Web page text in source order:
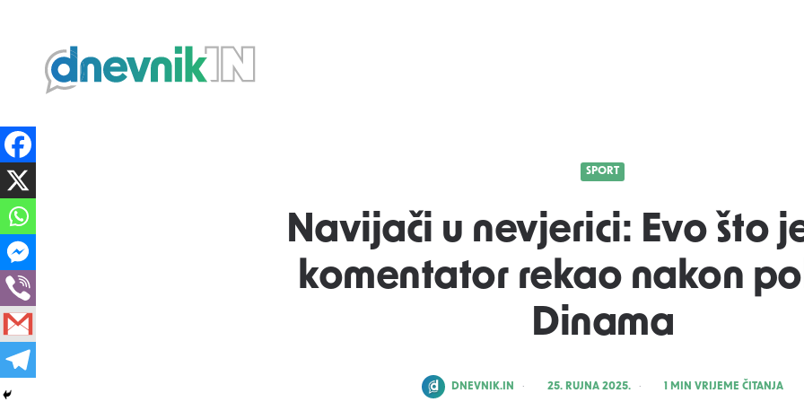
Dnevnik.in
SPORT
Navijači u nevjerici: Evo što
komentator rekao nakon
Dinama
POSTED
DNEVNIK.IN 25. RUJNA 2025. 1 MIN VRIJEME ČITANJA